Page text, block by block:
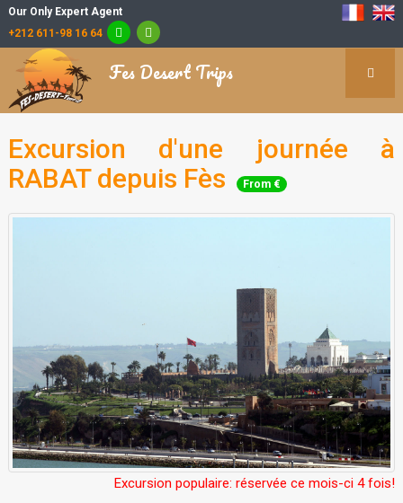
Our Only Expert Agent
+212 611-98 16 64
Fes Desert Trips
Excursion d'une journée à
RABAT depuis Fès
From €
Excursion populaire: réservée ce mois-ci 4 fois!